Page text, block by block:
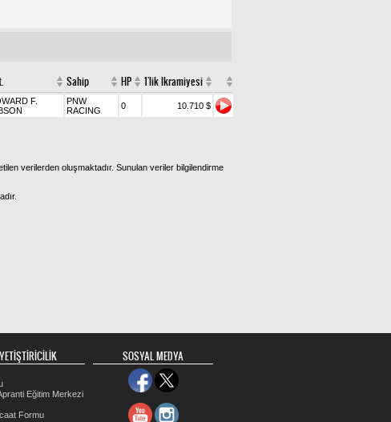
Sahip HP 1'lik Ikramiyesi
F.
PNW
RACING
0
10.710 $
verilerden oluşmaktadır. Sunulan veriler bilgilendirme
Eğitim Merkezi
Formu
SOSYAL MEDYA